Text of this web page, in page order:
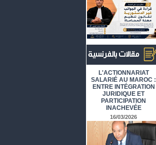
L'ACTIONNARIAT
SALARIÉ AU MAROC :
ENTRE INTÉGRATION
JURIDIQUE ET
PARTICIPATION
INACHEVÉE
16/03/2026